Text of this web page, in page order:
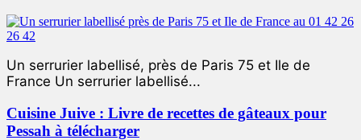
Un serrurier labellisé, près de Paris 75 et Ile de
France Un serrurier labellisé...
Cuisine Juive : Livre de recettes de gâteaux pour
Pessah à télécharger